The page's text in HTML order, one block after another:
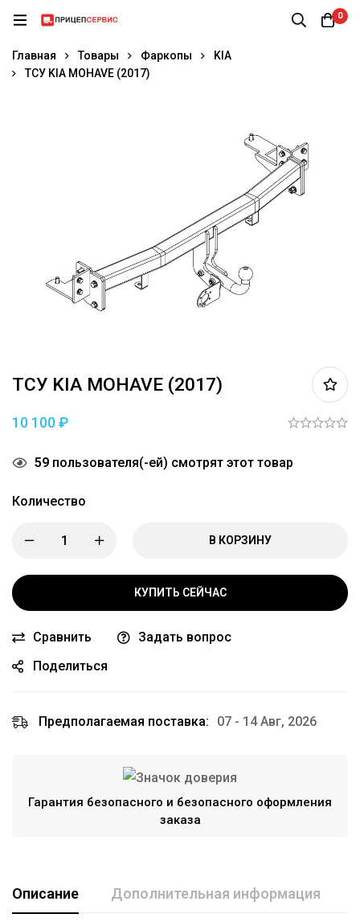
0
Главная Товары Фаркопы
KIA
ТСУ KIA MOHAVE (2017)
ТСУ KIA MOHAVE (2017)
10 100₽
59 пользователя(-ей) смотрят этот товар
Количество
В КОРЗИНУ
КУПИТЬ СЕЙЧАС
Сравнить
Задать вопрос
Поделиться
Предполагаемая поставка: 07 - 14 Авг, 2026
Гарантия безопасного и безопасного оформления
заказа
Описание Дополнительная информация